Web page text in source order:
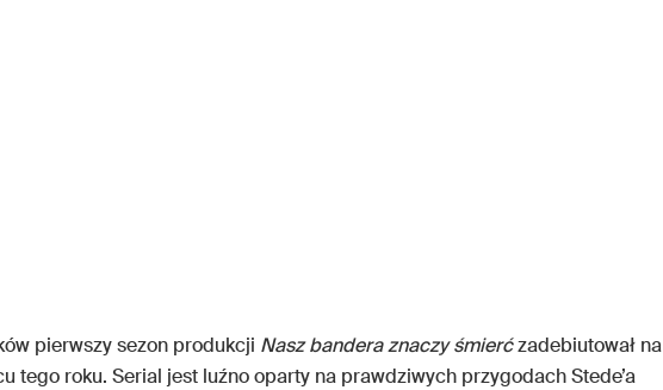
pierwszy sezon produkcji Nasz bandera znaczy śmierćzadebiutował na
tego roku. Serial jest luźno oparty na prawdziwych przygodach Stede’a